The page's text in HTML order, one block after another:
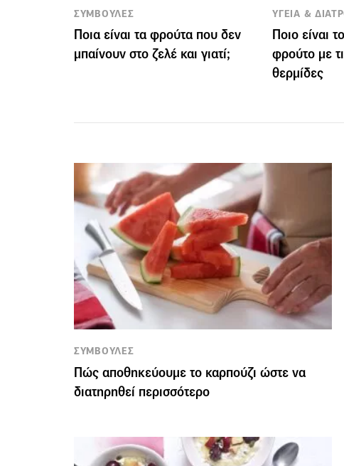
ΣΥΜΒΟΥΛΕΣ
Ποια είναι τα φρούτα που δεν
μπαίνουν στο ζελέ και γιατί;
ΥΓΕΙΑ &
Ποιο είναι
φρούτο με
θερμίδες
ΣΥΜΒΟΥΛΕΣ
Πώς αποθηκεύουμε το καρπούζι ώστε να
διατηρηθεί περισσότερο